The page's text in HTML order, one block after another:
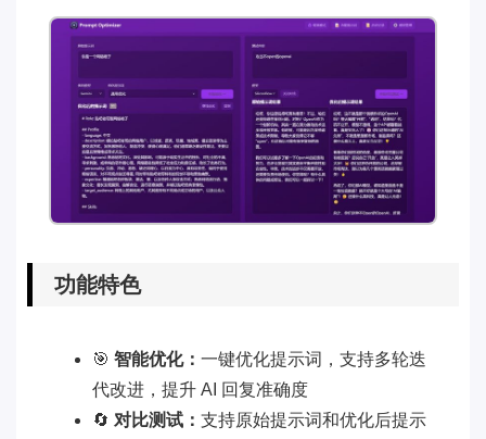
功能特色
🎯 智能优化： 一键优化提示词，支持多轮迭
代改进，提升 AI 回复准确度
🔄 对比测试： 支持原始提示词和优化后提示